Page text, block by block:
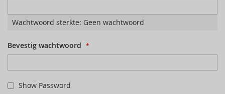
Wachtwoord sterkte: Geen wachtwoord
Bevestig wachtwoord
Show Password